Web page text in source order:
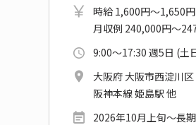
時給 1,600円～1,650円
月収例 240,000円～
9:00～17:30 週5日 (土
大阪府 大阪市西淀川区
阪神本線 姫島駅 他
2026年10月上旬～長期